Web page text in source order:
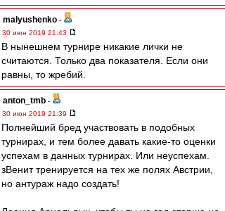
malyushenko -
30 июн 2019 21:43
В нынешнем турнире никакие лички не
считаются. Только два показателя. Если они
равны, то жребий.
anton_tmb -
30 июн 2019 21:39
Полнейший бред участвовать в подобных
турнирах, и тем более давать какие-то оценки
успехам в данных турнирах. Или неуспехам.
зВенит тренируется на тех же полях Австрии,
но антураж надо создать!